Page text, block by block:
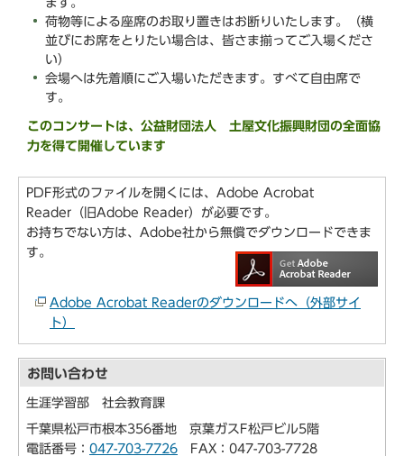
ます。
荷物等による座席のお取り置きはお断りいたします。（横
並びにお席をとりたい場合は、皆さま揃ってご入場くださ
い）
会場へは先着順にご入場いただきます。すべて自由席で
す。
このコンサートは、公益財団法人 土屋文化振興財団の全面協
力を得て開催しています
PDF形式のファイルを開くには、Adobe Acrobat
Reader（旧Adobe Reader）が必要です。
お持ちでない方は、Adobe社から無償でダウンロードできま
す。
Adobe Acrobat Readerのダウンロードへ（外部サイ
ト）
お問い合わせ
生涯学習部 社会教育課
千葉県松戸市根本356番地 京葉ガスF松戸ビル5階
電話番号： 047-703-7726 FAX：047-703-7728